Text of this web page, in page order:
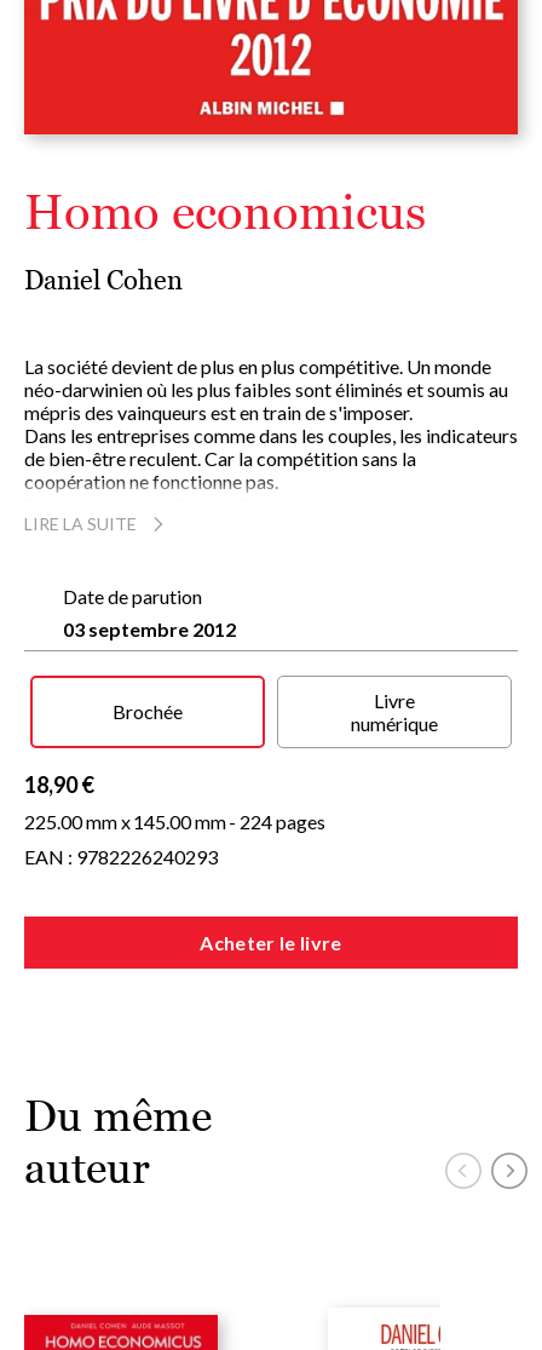
Homo economicus
Daniel Cohen
La société devient de plus en plus compétitive. Un monde
néo-darwinien où les plus faibles sont éliminés et soumis au
mépris des vainqueurs est en train de s'imposer.
Dans les entreprises comme dans les couples, les indicateurs
de bien-être reculent. Car la compétition sans la
coopération ne fonctionne pas.
ces évolutions. Mais à l'heure où des milliards d'humains se
individuel et la marche des sociétés.
Prolongeant les réflexions de son précédent livre,
Prospérité du Vice, l'auteur nous entraîne de la Rome antique
une vaste carte des plaisirs et des peines du monde
contemporain.
Un essai aussi provocateur qu'intelligent.
LIRE LA SUITE
Date de parution
03 septembre 2012
Brochée
Livre
numérique
18,90 €
225.00 mm x145.00 mm- 224 pages
EAN : 9782226240293
Acheter le livre
Du même
auteur